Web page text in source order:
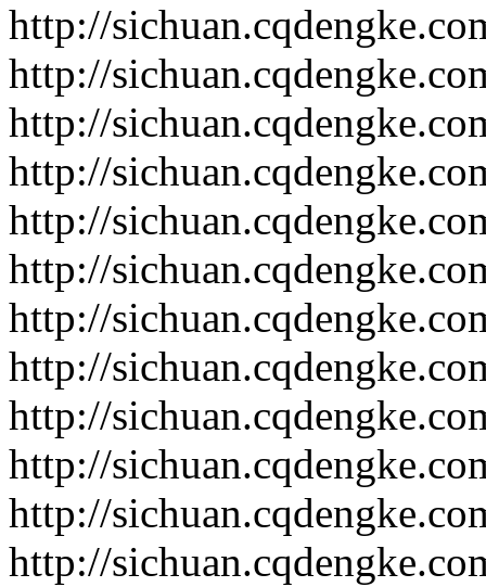
http://
http://
http://
http://
http://
http://
http://
http://
http://
http://
http://
http://